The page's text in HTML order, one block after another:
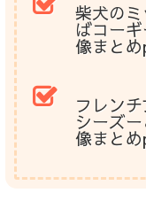
柴犬の
ばコー
像まと
フレン
シーズ
像まと